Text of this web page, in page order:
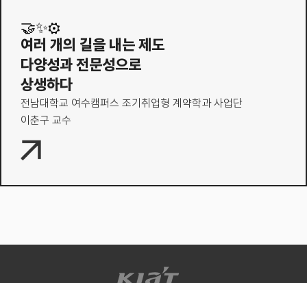
🤝✨⚙️
여러 개의 길을 내는 제도
다양성과 전문성으로
상생하다
전남대학교 여수캠퍼스 조기취업형 계약학과 사업단
이춘구 교수